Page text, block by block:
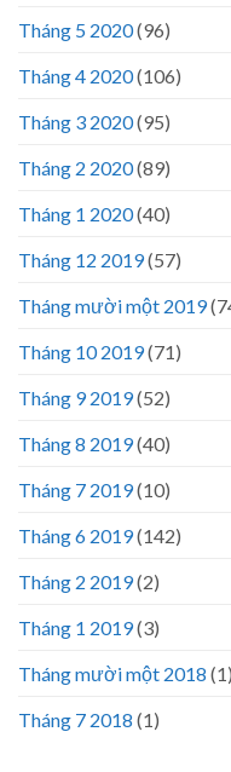
Tháng 5 2020(96)
Tháng 4 2020(106)
Tháng 3 2020(95)
Tháng 2 2020(89)
Tháng 1 2020(40)
Tháng 12 2019(57)
Tháng mười một 2019
Tháng 10 2019(71)
Tháng 9 2019(52)
Tháng 8 2019(40)
Tháng 7 2019(10)
Tháng 6 2019(142)
Tháng 2 2019(2)
Tháng 1 2019(3)
Tháng mười một 2018 (1)
Tháng 7 2018 (1)